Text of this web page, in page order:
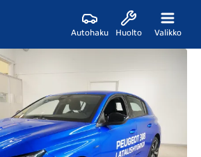
Autohaku Huolto Valikko